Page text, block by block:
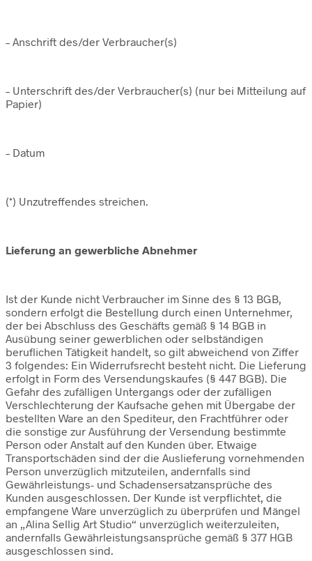
– Anschrift des/der Verbraucher(s)
– Unterschrift des/der Verbraucher(s) (nur bei Mitteilung auf
Papier)
– Datum
(*) Unzutreffendes streichen.
Lieferung an gewerbliche Abnehmer
Ist der Kunde nicht Verbraucher im Sinne des § 13 BGB,
sondern erfolgt die Bestellung durch einen Unternehmer,
der bei Abschluss des Geschäfts gemäß § 14 BGB in
Ausübung seiner gewerblichen oder selbständigen
beruflichen Tätigkeit handelt, so gilt abweichend von Ziffer
3 folgendes: Ein Widerrufsrecht besteht nicht. Die Lieferung
erfolgt in Form des Versendungskaufes (§ 447 BGB). Die
Gefahr des zufälligen Untergangs oder der zufälligen
Verschlechterung der Kaufsache gehen mit Übergabe der
bestellten Ware an den Spediteur, den Frachtführer oder
die sonstige zur Ausführung der Versendung bestimmte
Person oder Anstalt auf den Kunden über. Etwaige
Transportschäden sind der die Auslieferung vornehmenden
Person unverzüglich mitzuteilen, andernfalls sind
Gewährleistungs- und Schadensersatzansprüche des
Kunden ausgeschlossen. Der Kunde ist verpflichtet, die
empfangene Ware unverzüglich zu überprüfen und Mängel
an „Alina Sellig Art Studio“ unverzüglich weiterzuleiten,
andernfalls Gewährleistungsansprüche gemäß § 377 HGB
ausgeschlossen sind.